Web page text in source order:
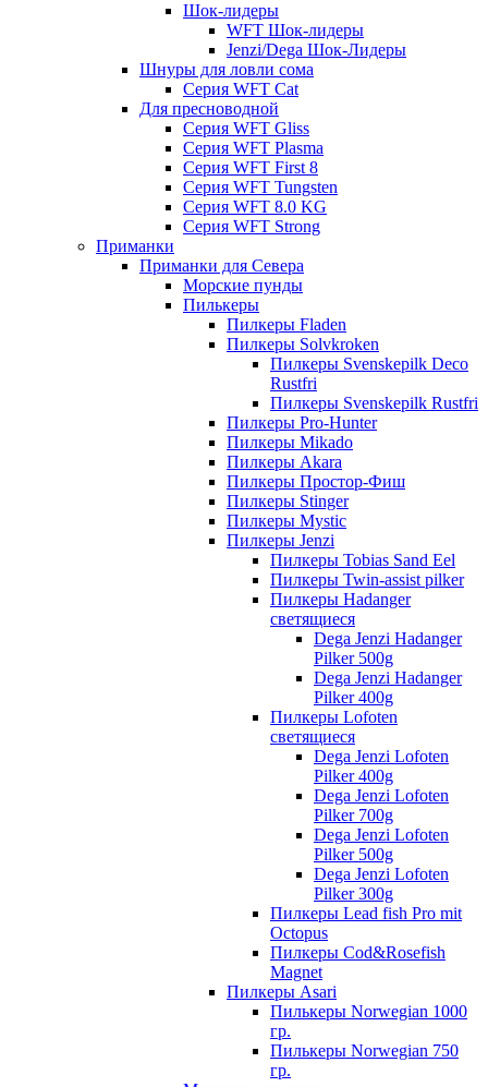
Шок-лидеры
WFT Шок-лидеры
Jenzi/Dega Шок-Лидеры
Шнуры для ловли сома
Серия WFT Cat
Для пресноводной
Серия WFT Gliss
Серия WFT Plasma
Серия WFT First 8
Серия WFT Tungsten
Серия WFT 8.0 KG
Серия WFT Strong
Приманки
Приманки для Севера
Морские пунды
Пилькеры
Пилкеры Fladen
Пилкеры Solvkroken
Пилкеры Svenskepilk Deco
Rustfri
Пилкеры Svenskepilk Rustfri
Пилкеры Pro-Hunter
Пилкеры Mikado
Пилкеры Akara
Пилкеры Простор-Фиш
Пилкеры Stinger
Пилкеры Mystic
Пилкеры Jenzi
Пилкеры Tobias Sand Eel
Пилкеры Twin-assist pilker
Пилкеры Hadanger
светящиеся
Dega Jenzi Hadanger
Pilker 500g
Dega Jenzi Hadanger
Pilker 400g
Пилкеры Lofoten
светящиеся
Dega Jenzi Lofoten
Pilker 400g
Dega Jenzi Lofoten
Pilker 700g
Dega Jenzi Lofoten
Pilker 500g
Dega Jenzi Lofoten
Pilker 300g
Пилкеры Lead fish Pro mit
Octopus
Пилкеры Cod&Rosefish
Magnet
Пилкеры Asari
Пилькеры Norwegian 1000
гр.
Пилькеры Norwegian 750
гр.